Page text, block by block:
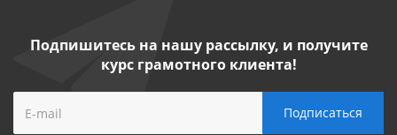
Подпишитесь на нашу рассылку, и получите
курс грамотного клиента!